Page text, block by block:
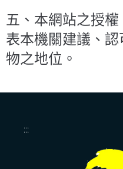
五、本網站之授
表本機關建議、
物之地位。
:::